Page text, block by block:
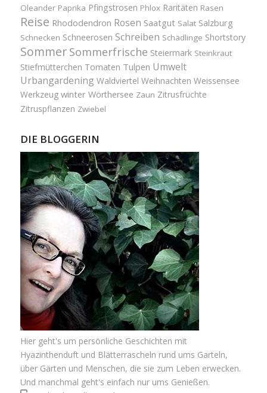
Oleander Paprika Pfingstrosen Phlox Raritäten Rasen
Reise Rhododendron Rosen Saatgut Salat Salzburg
Schnecken Schneerosen Schreiben Schädlinge Shortstory
Sommer Sommerfrische Steiermark Steinkraut
Stiefmütterchen Tomaten Tulpen Umwelt
Urbangardening Waldviertel Weihnachten Weissensee
Werkzeug winter Wörthersee Zaun Zitrusfrüchte
Zitruspflanzen Zwiebel
DIE BLOGGERIN
Hier geht's um persönliche Geschichten mit
Hyazinthenduft und Blätterrascheln rund ums Garteln,
über Gärten und Menschen, die sie zum Leben erwecken.
Und manchmal geht's einfach nur ums Genießen.